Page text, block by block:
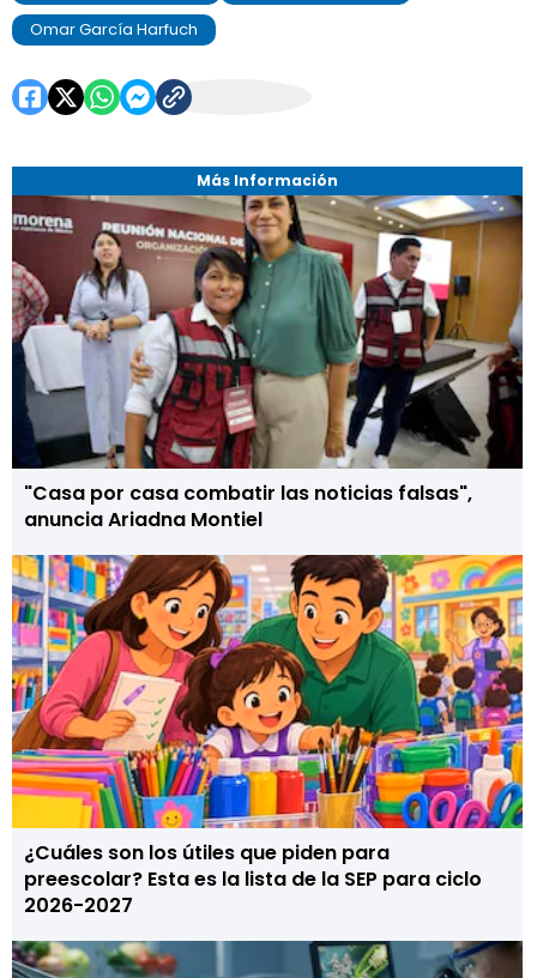
Más Información
"Casa por casa combatir las noticias falsas",
anuncia Ariadna Montiel
¿Cuáles son los útiles que piden para
preescolar? Esta es la lista de la SEP para ciclo
2026-2027
Omar García Harfuch